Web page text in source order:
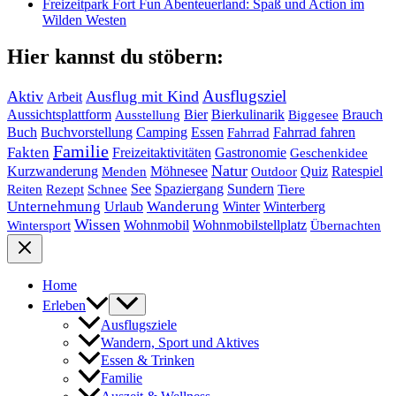
Freizeitpark Fort Fun Abenteuerland: Spaß und Action im
Wilden Westen
Hier kannst du stöbern:
Aktiv Arbeit Ausflug mit Kind Ausflugsziel
Aussichtsplattform Ausstellung Bier Bierkulinarik Biggesee Brauch
Buch Buchvorstellung Camping Essen Fahrrad Fahrrad fahren
Fakten Familie Freizeitaktivitäten Gastronomie Geschenkidee
Kurzwanderung Menden Möhnesee Natur Outdoor Quiz Ratespiel
Reiten Rezept Schnee See Spaziergang Sundern Tiere
Unternehmung Urlaub Wanderung Winter Winterberg
Wintersport Wissen Wohnmobil Wohnmobilstellplatz Übernachten
Home
Erleben
Ausflugsziele
Wandern, Sport und Aktives
Essen & Trinken
Familie